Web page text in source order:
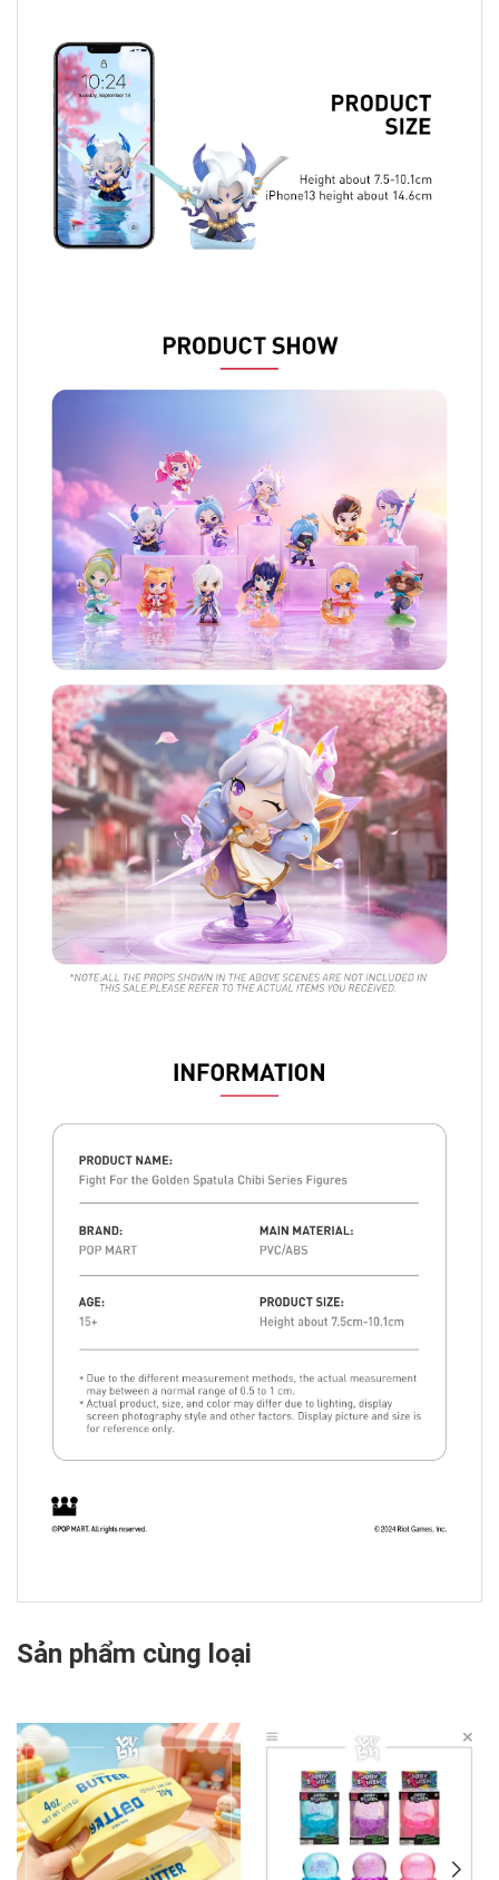
Sản phẩm cùng loại